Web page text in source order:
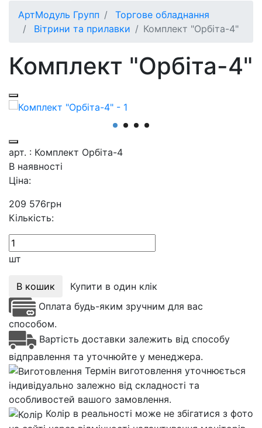
АртМодуль Групп
Торгове обладнання
Вітрини та прилавки
Комплект "Орбіта-4"
Комплект "Орбіта-4"
арт. : Комплект Орбіта-4
В наявності
Ціна:
209 576грн
Кількість:
шт
В кошик
Купити в один клік
Оплата будь-яким зручним для вас
способом.
Вартість доставки залежить від способу
відправлення та уточнюйте у менеджера.
Термін виготовлення уточнюється
індивідуально залежно від складності та
особливостей вашого замовлення.
Колір в реальності може не збігатися з фото